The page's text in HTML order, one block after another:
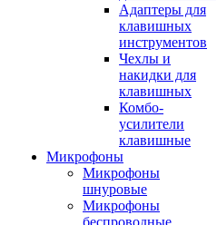
Адаптеры для
клавишных
инструментов
Чехлы и
накидки для
клавишных
Комбо-
усилители
клавишные
Микрофоны
Микрофоны
шнуровые
Микрофоны
беспроводные